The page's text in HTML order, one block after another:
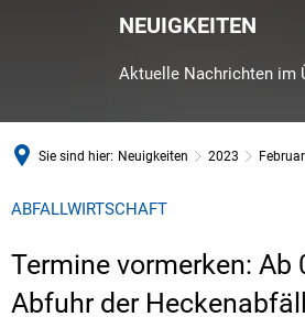
NEUIGKEITEN
Aktuelle Nachrichten im
Sie sind hier: Neuigkeiten 2023 Februar
ABFALLWIRTSCHAFT
Termine vormerken: Ab
Abfuhr der